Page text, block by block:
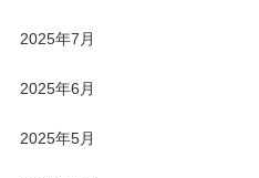
2025年7月
2025年6月
2025年5月